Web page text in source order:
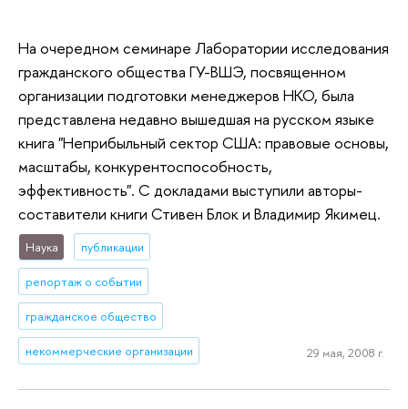
На очередном семинаре Лаборатории исследования
гражданского общества ГУ-ВШЭ, посвященном
организации подготовки менеджеров НКО, была
представлена недавно вышедшая на русском языке
книга "Неприбыльный сектор США: правовые основы,
масштабы, конкурентоспособность,
эффективность". С докладами выступили авторы-
составители книги Стивен Блок и Владимир Якимец.
Наука публикации
репортаж о событии
гражданское общество
некоммерческие организации 29 мая, 2008 г.